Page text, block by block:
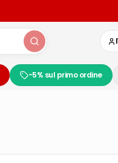
-5% sul primo ordine